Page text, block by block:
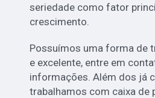
seriedade como fator
crescimento.
Possuímos uma forma de
e excelente, entre em
informações. Além dos já
trabalhamos com caixa de